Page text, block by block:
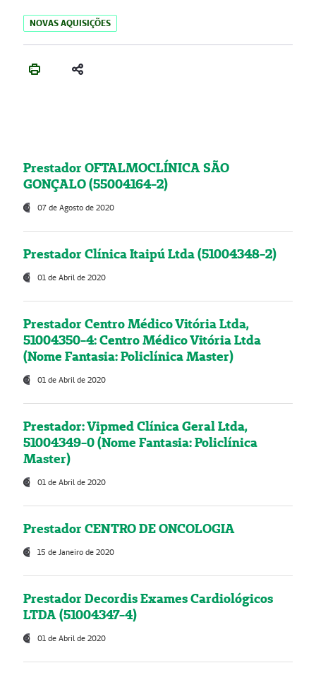
NOVAS AQUISIÇÕES
Prestador OFTALMOCLÍNICA SÃO
GONÇALO (55004164-2)
07 de Agosto de 2020
Prestador Clínica Itaipú Ltda (51004348-2)
01 de Abril de 2020
Prestador Centro Médico Vitória Ltda,
51004350-4: Centro Médico Vitória Ltda
(Nome Fantasia: Policlínica Master)
01 de Abril de 2020
Prestador: Vipmed Clínica Geral Ltda,
51004349-0 (Nome Fantasia: Policlínica
Master)
01 de Abril de 2020
Prestador CENTRO DE ONCOLOGIA
15 de Janeiro de 2020
Prestador Decordis Exames Cardiológicos
LTDA (51004347-4)
01 de Abril de 2020